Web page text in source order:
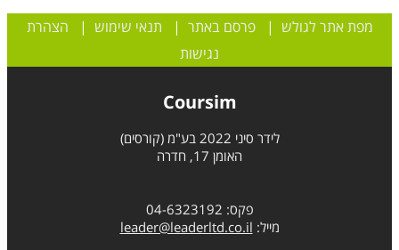
מפת אתר לגולש |פרסם באתר | תנאי שימוש | הצהרת
נגישות
Coursim
לידר סיני 2022 בע"מ (קורסים)
האומן 17, חדרה
פקס: 04-6323192
מייל: leader@leaderltd.co.il